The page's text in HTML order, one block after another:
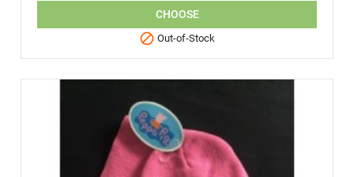
CHOOSE
 Out-of-Stock